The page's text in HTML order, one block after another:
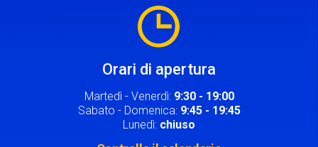
Orari di apertura
Martedì - Venerdì: 9:30 - 19:00
Sabato - Domenica: 9:45 - 19:45
Lunedì: chiuso